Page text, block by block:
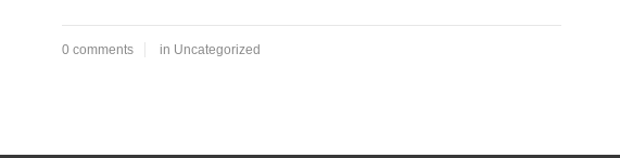
0 comments in Uncategorized